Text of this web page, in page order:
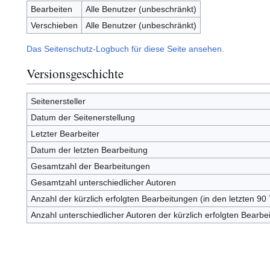
Bearbeiten
Alle Benutzer (unbeschränkt)
Verschieben
Alle Benutzer (unbeschränkt)
Das Seitenschutz-Logbuch für diese Seite ansehen.
Versionsgeschichte
Seitenersteller
Datum der Seitenerstellung
Letzter Bearbeiter
Datum der letzten Bearbeitung
Gesamtzahl der Bearbeitungen
Gesamtzahl unterschiedlicher Autoren
Anzahl der kürzlich erfolgten Bearbeitungen (in den letzten 90
Anzahl unterschiedlicher Autoren der kürzlich erfolgten